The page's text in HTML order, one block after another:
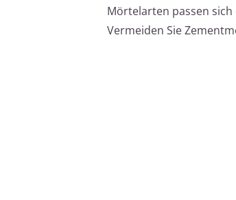
Mörtelarten passen
Vermeiden Sie